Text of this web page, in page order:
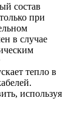
состав
при
в случае
тепло в
используя